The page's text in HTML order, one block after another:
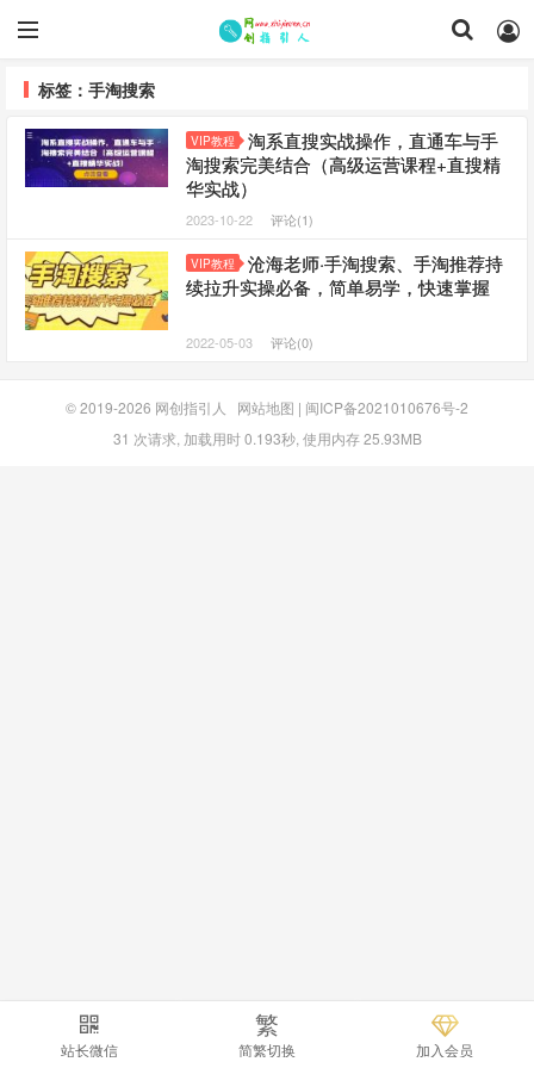
标签：手淘搜索
VIP教程
淘系直搜实战操作，直通车与手
淘搜索完美结合（高级运营课程+直搜精
华实战）
2023-10-22 评论(1)
VIP教程
沧海老师·手淘搜索、手淘推荐持
续拉升实操必备，简单易学，快速掌握
2022-05-03 评论(0)
© 2019-2026 网创指引人 网站地图 | 闽ICP备2021010676号-2
31 次请求, 加载用时 0.193秒, 使用内存 25.93MB
站长微信
繁
简繁切换 加入会员